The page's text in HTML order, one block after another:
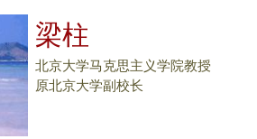
梁柱
北京大学马克思主义学院教授
原北京大学副校长